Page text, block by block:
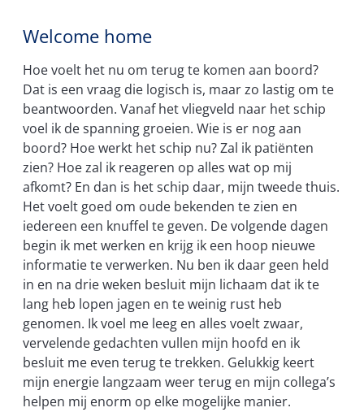
Welcome home
Hoe voelt het nu om terug te komen aan boord?
Dat is een vraag die logisch is, maar zo lastig om te
beantwoorden. Vanaf het vliegveld naar het schip
voel ik de spanning groeien. Wie is er nog aan
boord? Hoe werkt het schip nu? Zal ik patiënten
zien? Hoe zal ik reageren op alles wat op mij
afkomt? En dan is het schip daar, mijn tweede thuis.
Het voelt goed om oude bekenden te zien en
iedereen een knuffel te geven. De volgende dagen
begin ik met werken en krijg ik een hoop nieuwe
informatie te verwerken. Nu ben ik daar geen held
in en na drie weken besluit mijn lichaam dat ik te
lang heb lopen jagen en te weinig rust heb
genomen. Ik voel me leeg en alles voelt zwaar,
vervelende gedachten vullen mijn hoofd en ik
besluit me even terug te trekken. Gelukkig keert
mijn energie langzaam weer terug en mijn collega’s
helpen mij enorm op elke mogelijke manier.